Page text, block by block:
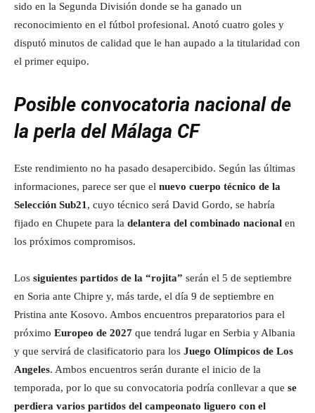
sido en la Segunda División donde se ha ganado un
reconocimiento en el fútbol profesional. Anotó cuatro goles y
disputó minutos de calidad que le han aupado a la titularidad con
el primer equipo.
Posible convocatoria nacional de
la perla del Málaga CF
Este rendimiento no ha pasado desapercibido. Según las últimas
informaciones, parece ser que el nuevo cuerpo técnico de la
Selección Sub21, cuyo técnico será David Gordo, se habría
fijado en Chupete para la delantera del combinado nacional en
los próximos compromisos.
Los siguientes partidos de la “rojita” serán el 5 de septiembre
en Soria ante Chipre y, más tarde, el día 9 de septiembre en
Pristina ante Kosovo. Ambos encuentros preparatorios para el
próximo Europeo de 2027 que tendrá lugar en Serbia y Albania
y que servirá de clasificatorio para los Juego Olímpicos de Los
Angeles. Ambos encuentros serán durante el inicio de la
temporada, por lo que su convocatoria podría conllevar a que se
perdiera varios partidos del campeonato liguero con el